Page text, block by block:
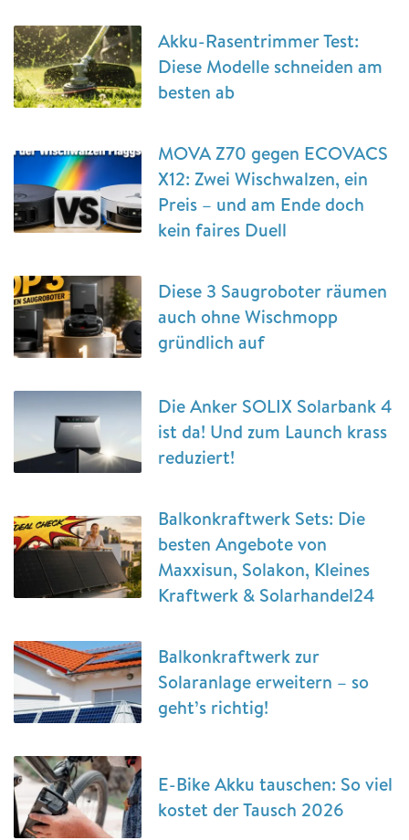
Akku-Rasentrimmer Test:
Diese Modelle schneiden am
besten ab
MOVA Z70 gegen ECOVACS
X12: Zwei Wischwalzen, ein
Preis – und am Ende doch
kein faires Duell
Diese 3 Saugroboter räumen
auch ohne Wischmopp
gründlich auf
Die Anker SOLIX Solarbank 4
ist da! Und zum Launch krass
reduziert!
Balkonkraftwerk Sets: Die
besten Angebote von
Maxxisun, Solakon, Kleines
Kraftwerk & Solarhandel24
Balkonkraftwerk zur
Solaranlage erweitern – so
geht’s richtig!
E-Bike Akku tauschen: So viel
kostet der Tausch 2026